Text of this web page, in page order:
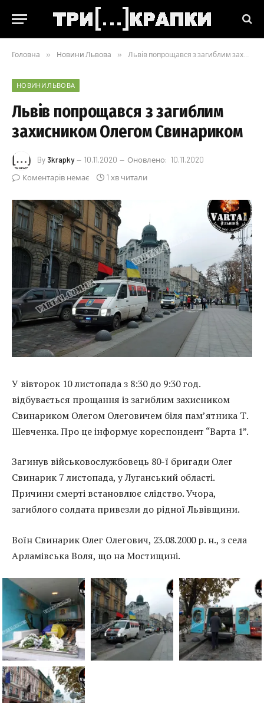
Головна » Новини Львова » Львів попрощався з загиблим захисником Олегом Свинариком
НОВИНИ ЛЬВОВА
Львів попрощався з загиблим
захисником Олегом Свинариком
By 3krapky 10.11.2020 Оновлено: 10.11.2020
Коментарів немає
1 хв читали
У вівторок 10 листопада з 8:30 до 9:30 год.
відбувається прощання із загиблим захисником
Свинариком Олегом Олеговичем біля пам’ятника Т.
Шевченка. Про це інформує кореспондент “Варта 1”.
Загинув військовослужбовець 80-ї бригади Олег
Свинарик 7 листопада, у Луганський області.
Причини смерті встановлює слідство. Учора,
загиблого солдата привезли до рідної Львівщини.
Воїн Свинарик Олег Олегович, 23.08.2000 р. н., з села
Арламівська Воля, що на Мостищині.